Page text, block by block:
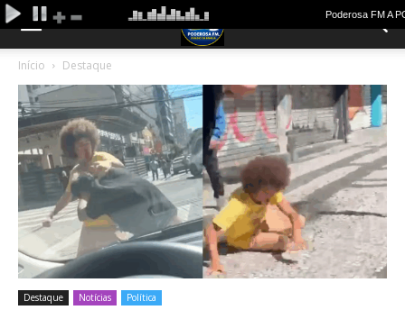
Início Destaque
Destaque Notícias Política